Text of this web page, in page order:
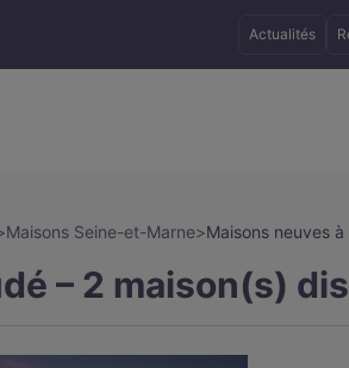
Actualités
Maisons Seine-et-Marne>Maisons neuves
– 2 maison(s)